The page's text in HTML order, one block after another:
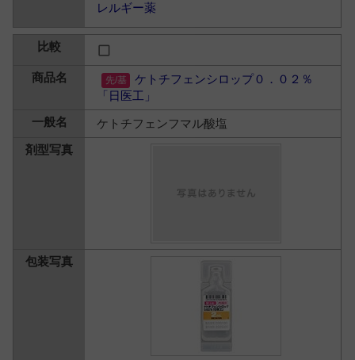
レルギー薬
ケトチフェンシロップ０．０２％
「日医工」
ケトチフェンフマル酸塩